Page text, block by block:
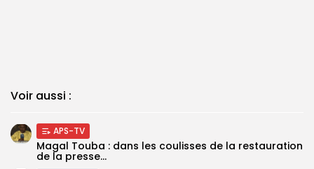
Voir aussi :
APS-TV
Magal Touba : dans les coulisses de la restauration
de la presse...